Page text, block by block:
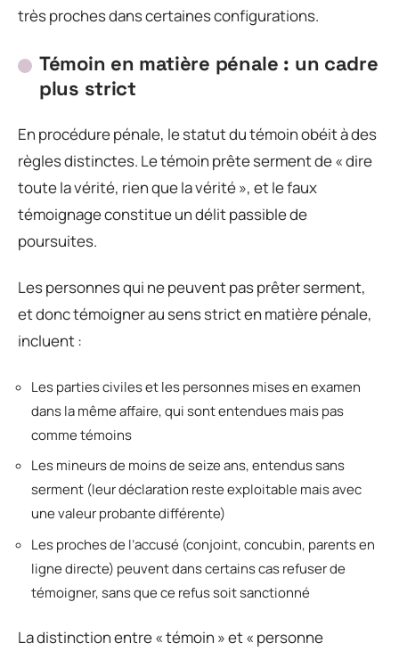
très proches dans certaines configurations.
Témoin en matière pénale : un cadre
plus strict
En procédure pénale, le statut du témoin obéit à des
règles distinctes. Le témoin prête serment de « dire
toute la vérité, rien que la vérité », et le faux
témoignage constitue un délit passible de
poursuites.
Les personnes qui ne peuvent pas prêter serment,
et donc témoigner au sens strict en matière pénale,
incluent :
Les parties civiles et les personnes mises en examen
dans la même affaire, qui sont entendues mais pas
comme témoins
Les mineurs de moins de seize ans, entendus sans
serment (leur déclaration reste exploitable mais avec
une valeur probante différente)
Les proches de l’accusé (conjoint, concubin, parents en
ligne directe) peuvent dans certains cas refuser de
témoigner, sans que ce refus soit sanctionné
La distinction entre « témoin » et « personne